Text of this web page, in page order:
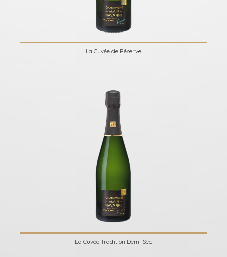
La Cuvée de Réserve
La Cuvée Tradition Demi-Sec